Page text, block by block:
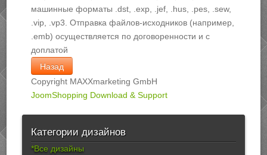
машинные форматы .dst, .exp, .jef, .hus, .pes, .sew,
.vip, .vp3. Отправка файлов-исходников (например,
.emb) осуществляется по договоренности и с
доплатой
Copyright MAXXmarketing GmbH
JoomShopping Download & Support
Категории дизайнов
*Все дизайны